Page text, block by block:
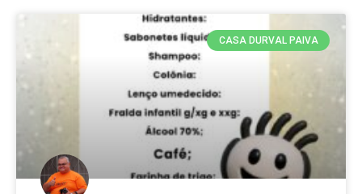
CASA DURVAL PAIVA